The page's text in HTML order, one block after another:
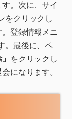
。次に、サイ
をクリックし
。登録情報メニ
。最後に、ペ
をクリックし
になります。